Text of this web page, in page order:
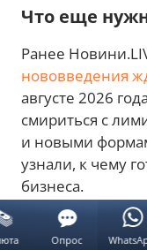
Что еще
Ранее
нововведения
августе 2026
смириться с
и новыми
узнали, к чему
бизнеса.
Также
финансами
Опрос